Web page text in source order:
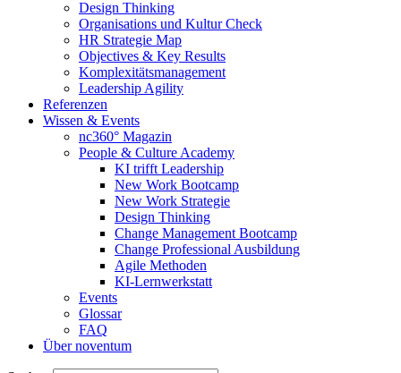
Design Thinking
Organisations und Kultur Check
HR Strategie Map
Objectives & Key Results
Komplexitätsmanagement
Leadership Agility
Referenzen
Wissen & Events
nc360° Magazin
People & Culture Academy
KI trifft Leadership
New Work Bootcamp
New Work Strategie
Design Thinking
Change Management Bootcamp
Change Professional Ausbildung
Agile Methoden
KI-Lernwerkstatt
Events
Glossar
FAQ
Über noventum